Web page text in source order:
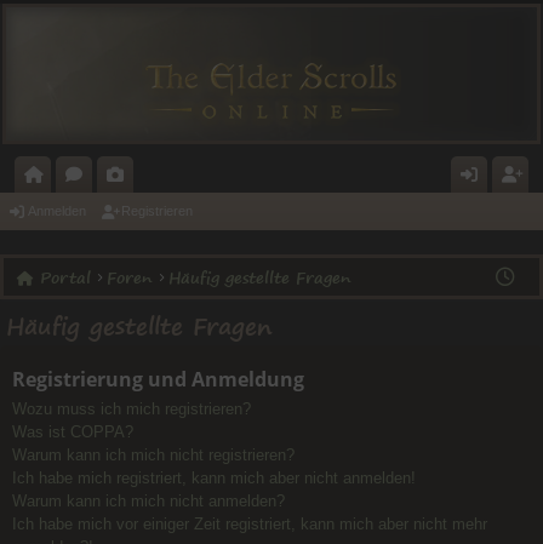
O
T
A
E
N
A
E
RI
ST
Anmelden Registrieren
Portal Foren Häufig gestellte Fragen
Häufig gestellte Fragen
Registrierung und Anmeldung
Wozu muss ich mich registrieren?
Was ist COPPA?
Warum kann ich mich nicht registrieren?
Ich habe mich registriert, kann mich aber nicht anmelden!
Warum kann ich mich nicht anmelden?
Ich habe mich vor einiger Zeit registriert, kann mich aber nicht mehr